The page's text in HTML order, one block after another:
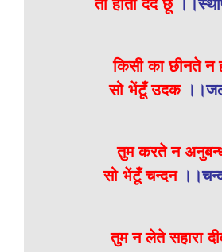
तो होता दर्द छू
किसी का छीनते न
सो भेंटूँ उदक
तुम करते न
सो भेंटूँ चन्दन
तुम न लेते सहारा